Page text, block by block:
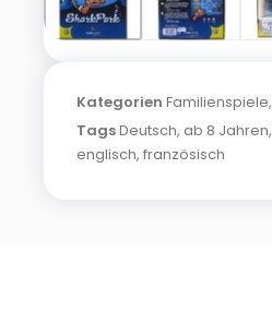
Kategorien Familienspiele,
TagsDeutsch, ab 8 Jahren,
englisch, französisch